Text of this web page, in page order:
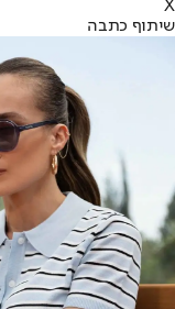
X
שיתוף כתבה